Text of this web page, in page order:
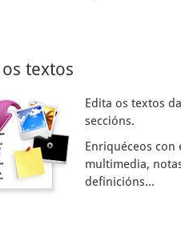
textos
Edita os textos
seccións.
Enriquéceos con
multimedia,
definicións...